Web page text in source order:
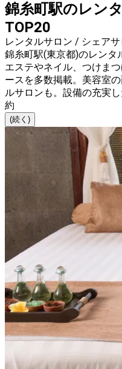
錦糸町駅のレン
TOP20
レンタルサロン / シェアサ
錦糸町駅(東京都)のレンタ
エステやネイル、つけま
ースを多数掲載。美容室
ルサロンも。設備の充実
約
(続く)